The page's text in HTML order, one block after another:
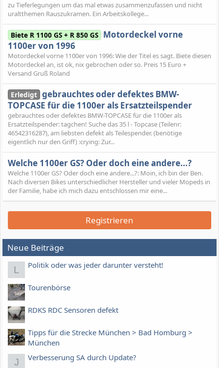
zu Tieferlegungen um das mal etwas zusammenzufassen und nicht
uraltthemen Rauszukramen. Ein Arbeitskollege...
Biete R 1100 GS + R 850 GS Motordeckel vorne
1100er von 1996
Motordeckel vorne 1100er von 1996: Wie der Titel es sagt. Biete diesen
Motordeckel an, ist ok, nix gebrochen oder so. Preis 15 Euro +
Versand Gruß Roland
Erledigt gebrauchtes oder defektes BMW-
TOPCASE für die 1100er als Ersatzteilspender
gebrauchtes oder defektes BMW-TOPCASE für die 1100er als
Ersatzteilspender: tagchen! Suche das 35 l - Topcase (Teilenr:
46542316287), am liebsten defekt als Teilespender. (benötige
eigentlich nur den Griff) :crying: Zur...
Welche 1100er GS? Oder doch eine andere...?
Welche 1100er GS? Oder doch eine andere...?: Moin, ich bin der Ben.
Nach diversen Bikes unterschiedlicher Hersteller und vieler Mopeds in
der Familie, habe ich mich dazu entschlossen mir eine...
Registrieren
Neue Beiträge
L Politik oder was jeder darunter versteht!
Tourenbörse
RDKS RDC Sensoren defekt
Tipps für die Strecke München > Bad Homburg >
München
J Verbesserung SA durch Update?